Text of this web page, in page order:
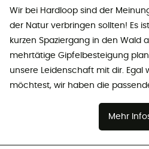
Wir bei Hardloop sind der
der Natur verbringen sollten! Es
kurzen Spaziergang in den Wald
mehrtätige Gipfelbesteigung
unsere Leidenschaft mit dir. Egal
möchtest, wir haben die
Mehr